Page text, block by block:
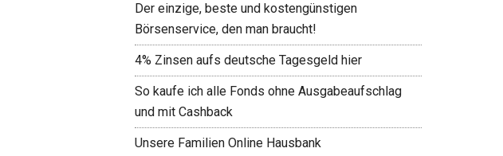
Der einzige, beste und kostengünstigen
Börsenservice, den man braucht!
4% Zinsen aufs deutsche Tagesgeld hier
So kaufe ich alle Fonds ohne Ausgabeaufschlag
und mit Cashback
Unsere Familien Online Hausbank